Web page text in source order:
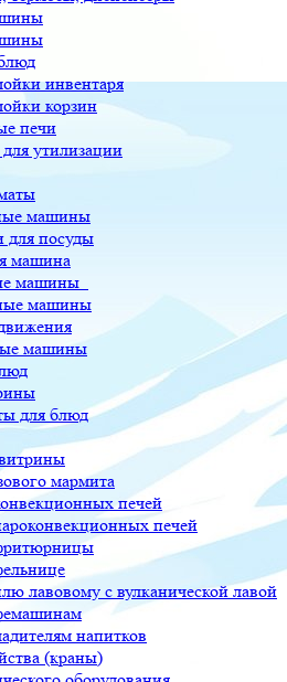
инвентаря
корзин
печи
утилизации
машины
для посуды
машина
машины
машины
машины
для блюд
мармита
печей
печей
лавовому с вулканической лавой
напитков
(краны)